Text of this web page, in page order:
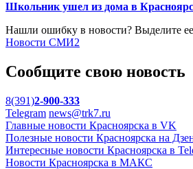
Школьник ушел из дома в
Нашли ошибку в новости? Выделите
Новости СМИ2
Сообщите свою новость
8(391)2-900-333
Telegram news@trk7.ru
Главные новости Красноярска в VK
Полезные новости Красноярска на
Интересные новости Красноярска в
Новости Красноярска в МАКС